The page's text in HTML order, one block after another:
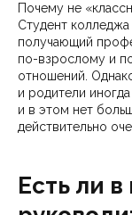
Почему не
Студент
получающий
по-взрослому и
отношений.
и родители
и в этом нет
действительно
Есть ли